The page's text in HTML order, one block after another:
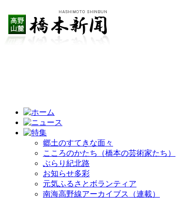
郷土のすてきな面々
こころのかたち（橋本の芸術家たち）
ぶらり紀北路
お知らせ多彩
元気ふるさとボランティア
南海高野線アーカイブス（連載）